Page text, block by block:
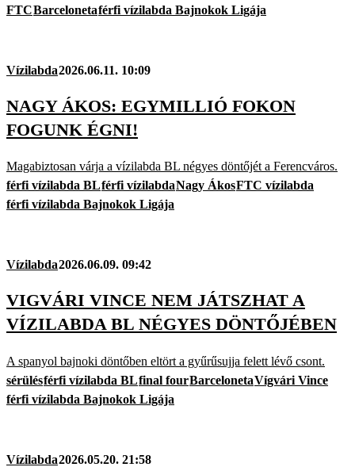
FTCBarcelonetaférfi vízilabda Bajnokok Ligája
Vízilabda2026.06.11. 10:09
NAGY ÁKOS: EGYMILLIÓ FOKON
FOGUNK ÉGNI!
Magabiztosan várja a vízilabda BL négyes döntőjét a Ferencváros.
férfi vízilabda BLférfi vízilabdaNagy ÁkosFTC vízilabda
férfi vízilabda Bajnokok Ligája
Vízilabda2026.06.09. 09:42
VIGVÁRI VINCE NEM JÁTSZHAT A
VÍZILABDA BL NÉGYES DÖNTŐJÉBEN
A spanyol bajnoki döntőben eltört a gyűrűsujja felett lévő csont.
sérülésférfi vízilabda BLfinal fourBarcelonetaVígvári Vince
férfi vízilabda Bajnokok Ligája
Vízilabda2026.05.20. 21:58